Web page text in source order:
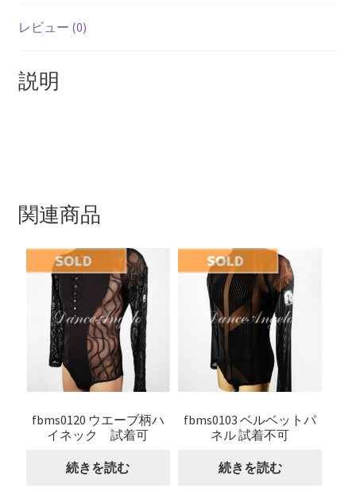
レビュー (0)
説明
関連商品
fbms0120 ウエーブ柄ハ
イネック 試着可
続きを読む
fbms0103 ベルベットパ
ネル 試着不可
続きを読む